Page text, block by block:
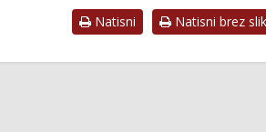
Natisni Natisni brez slik